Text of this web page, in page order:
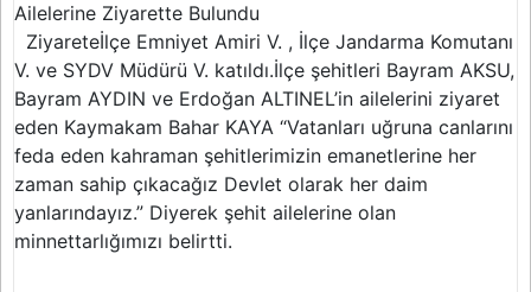
Ailelerine Ziyarette Bulundu
Ziyareteİlçe Emniyet Amiri V. , İlçe Jandarma Komutanı
V. ve SYDV Müdürü V. katıldı.İlçe şehitleri Bayram AKSU,
Bayram AYDIN ve Erdoğan ALTINEL’in ailelerini ziyaret
eden Kaymakam Bahar KAYA “Vatanları uğruna canlarını
feda eden kahraman şehitlerimizin emanetlerine her
zaman sahip çıkacağız Devlet olarak her daim
yanlarındayız.” Diyerek şehit ailelerine olan
minnettarlığımızı belirtti.